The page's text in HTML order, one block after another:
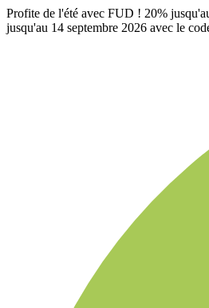
Profite de l'été avec FUD ! 20%
jusqu'au 14 septembre 2026 avec le